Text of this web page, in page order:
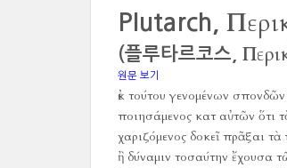
Plutarch,
(플루타르코스,
원문 보기
ἐκ τούτου γενομένων σπονδῶν
ποιησάμενος κατ αὐτῶν ὅτι
χαριζόμενος δοκεῖ πρᾶξαι
ἢ δύναμιν τοσαύτην ἔχουσα